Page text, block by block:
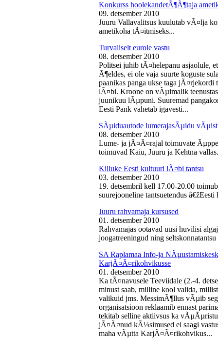
Konkurss hoolekandetÃ¶Ã¶taja
09. detsember 2010
Juuru Vallavalitsus kuulutab vÃ¤lja
ametikoha tÃ¤itmiseks...
Turvaliselt eurole vastu
08. detsember 2010
Politsei juhib tÃ¤helepanu asjaolule,
Ã¶eldes, ei ole vaja suurte koguste
paanikas panga ukse taga
lÃ¤bi. Kroone on vÃµimalik
juunikuu lÃµpuni. Suuremad
Eesti Pank vahetab igavesti...
SÃµiduautode lumerajasÃµidu
08. detsember 2010
Lume- ja jÃ¤Ã¤rajal toimuvate
toimuvad Kaiu, Juuru ja Kehtna
Killuke Eesti kultuuri lÃ¤bi tantsu
03. detsember 2010
19. detsembril kell 17.00-20.00
suurejooneline tantsuetendus
Juuru rahvamaja kursused
01. detsember 2010
Rahvamajas ootavad uusi huvilisi
joogatreeningud ning seltskonnatantsu
SA Raplamaa Info-ja
KarjÃ¤Ã¤rikohvikusse
01. detsember 2010
Ka tÃ¤navusele Teeviidale (2.-4.
minust saab, milline kool valida,
valikuid jms. MessimÃ¶llus vÃµib
organisatsioon reklaamib ennast
tekitab selline aktiivsus ka
jÃ¤Ã¤nud kÃ¼simused ei saagi
maha vÃµtta KarjÃ¤Ã¤rikohvikus...